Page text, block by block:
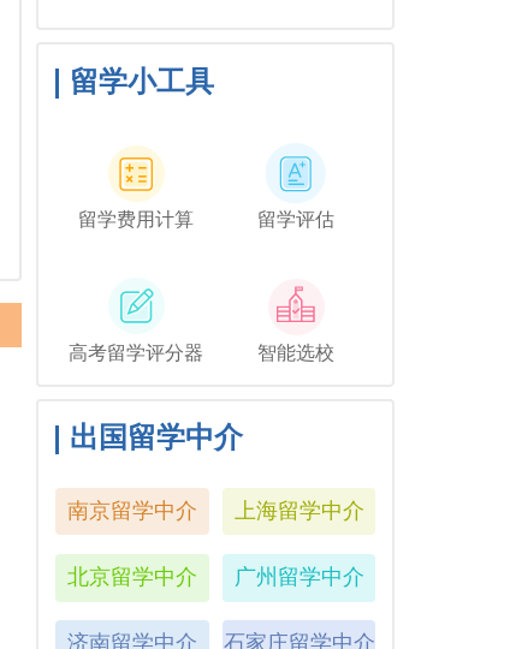
旅行，或者如果你想和你的
朋友们共度时光，也许你可
留学小工具
留学费用计算 留学评估
高考留学评分器 智能选校
出国留学中介
南京留学中介 上海留学中介
北京留学中介 广州留学中介
济南留学中介 石家庄留学中介